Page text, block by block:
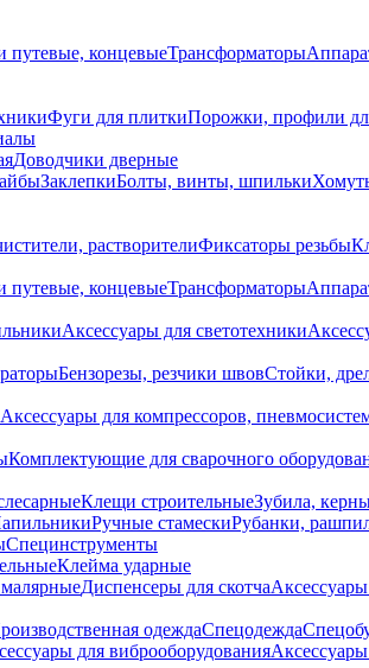
путевые, концевыеТрансформаторы
Фуги для плиткиПорожки, профили
Доводчики дверные
ЗаклепкиБолты, винты, шпильки
растворителиФиксаторы резьбы
путевые, концевыеТрансформаторы
Аксессуары для светотехники
Бензорезы, резчики швовСтойки,
Аксессуары для компрессоров,
Комплектующие для сварочного
Клещи строительныеЗубила,
Ручные стамескиРубанки,
Специнструменты
Клейма ударные
Диспенсеры для скотча
одеждаСпецодежда
для виброоборудования